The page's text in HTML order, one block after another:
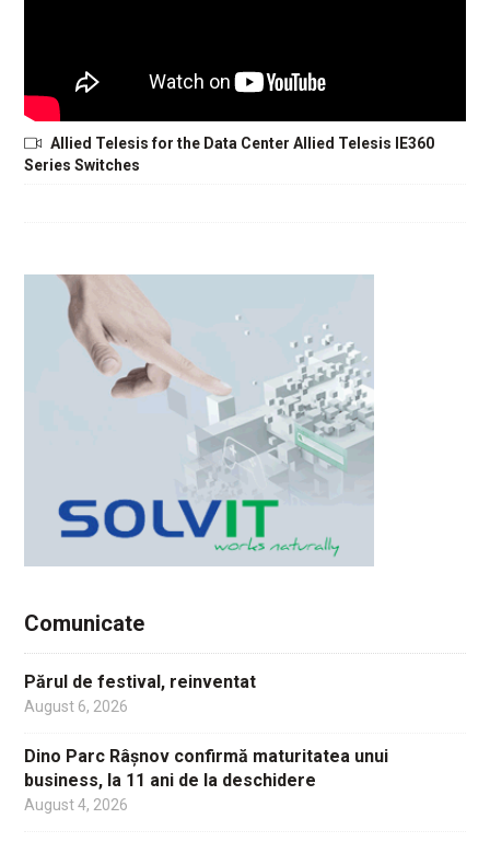
Allied Telesis for the Data Center Allied Telesis IE360
Series Switches
Comunicate
Părul de festival, reinventat
August 6, 2026
Dino Parc Râșnov confirmă maturitatea unui
business, la 11 ani de la deschidere
August 4, 2026